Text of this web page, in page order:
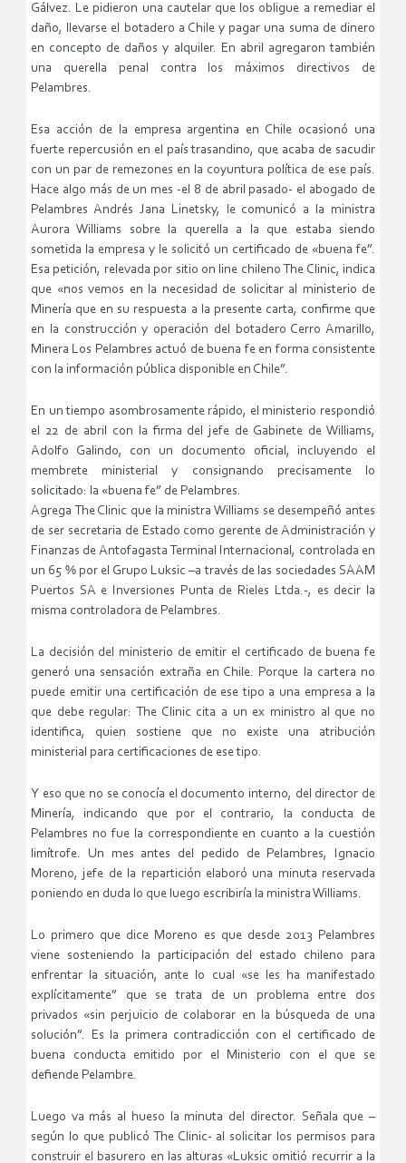
Gálvez. Le pidieron una cautelar que los obligue a remediar el
daño, llevarse el botadero a Chile y pagar una suma de dinero
en concepto de daños y alquiler. En abril agregaron también
una querella penal contra los máximos directivos de
Pelambres.
Esa acción de la empresa argentina en Chile ocasionó una
fuerte repercusión en el país trasandino, que acaba de sacudir
con un par de remezones en la coyuntura política de ese país.
Hace algo más de un mes -el 8 de abril pasado- el abogado de
Pelambres Andrés Jana Linetsky, le comunicó a la ministra
Aurora Williams sobre la querella a la que estaba siendo
sometida la empresa y le solicitó un certificado de «buena fe”.
Esa petición, relevada por sitio on line chileno The Clinic, indica
que «nos vemos en la necesidad de solicitar al ministerio de
Minería que en su respuesta a la presente carta, confirme que
en la construcción y operación del botadero Cerro Amarillo,
Minera Los Pelambres actuó de buena fe en forma consistente
con la información pública disponible en Chile”.
En un tiempo asombrosamente rápido, el ministerio respondió
el 22 de abril con la firma del jefe de Gabinete de Williams,
Adolfo Galindo, con un documento oficial, incluyendo el
membrete ministerial y consignando precisamente lo
solicitado: la «buena fe” de Pelambres.
Agrega The Clinic que la ministra Williams se desempeñó antes
de ser secretaria de Estado como gerente de Administración y
Finanzas de Antofagasta Terminal Internacional, controlada en
un 65 % por el Grupo Luksic –a través de las sociedades SAAM
Puertos SA e Inversiones Punta de Rieles Ltda.-, es decir la
misma controladora de Pelambres.
La decisión del ministerio de emitir el certificado de buena fe
generó una sensación extraña en Chile. Porque la cartera no
puede emitir una certificación de ese tipo a una empresa a la
que debe regular: The Clinic cita a un ex ministro al que no
identifica, quien sostiene que no existe una atribución
ministerial para certificaciones de ese tipo.
Y eso que no se conocía el documento interno, del director de
Minería, indicando que por el contrario, la conducta de
Pelambres no fue la correspondiente en cuanto a la cuestión
limítrofe. Un mes antes del pedido de Pelambres, Ignacio
Moreno, jefe de la repartición elaboró una minuta reservada
poniendo en duda lo que luego escribiría la ministra Williams.
Lo primero que dice Moreno es que desde 2013 Pelambres
viene sosteniendo la participación del estado chileno para
enfrentar la situación, ante lo cual «se les ha manifestado
explícitamente” que se trata de un problema entre dos
privados «sin perjuicio de colaborar en la búsqueda de una
solución”. Es la primera contradicción con el certificado de
buena conducta emitido por el Ministerio con el que se
defiende Pelambre.
Luego va más al hueso la minuta del director. Señala que –
según lo que publicó The Clinic- al solicitar los permisos para
construir el basurero en las alturas «Luksic omitió recurrir a la